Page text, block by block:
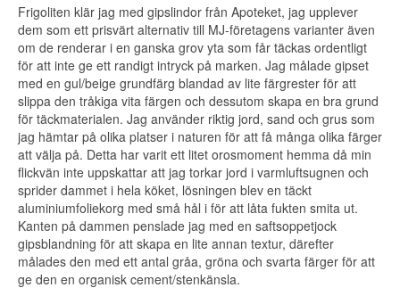
Frigoliten klär jag med gipslindor från Apoteket, jag upplever
dem som ett prisvärt alternativ till MJ-företagens varianter även
om de renderar i en ganska grov yta som får täckas ordentligt
för att inte ge ett randigt intryck på marken. Jag målade gipset
med en gul/beige grundfärg blandad av lite färgrester för att
slippa den tråkiga vita färgen och dessutom skapa en bra grund
för täckmaterialen. Jag använder riktig jord, sand och grus som
jag hämtar på olika platser i naturen för att få många olika färger
att välja på. Detta har varit ett litet orosmoment hemma då min
flickvän inte uppskattar att jag torkar jord i varmluftsugnen och
sprider dammet i hela köket, lösningen blev en täckt
aluminiumfoliekorg med små hål i för att låta fukten smita ut.
Kanten på dammen penslade jag med en saftsoppetjock
gipsblandning för att skapa en lite annan textur, därefter
målades den med ett antal gråa, gröna och svarta färger för att
ge den en organisk cement/stenkänsla.